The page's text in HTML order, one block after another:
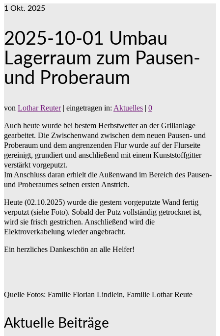
1 Okt. 2025
2025-10-01 Umbau
Lagerraum zum Pausen-
und Proberaum
von Lothar Reuter | eingetragen in: Aktuelles | 0
Auch heute wurde bei bestem Herbstwetter an der Grillanlage
gearbeitet. Die Zwischenwand zwischen dem neuen Pausen- und
Proberaum und dem angrenzenden Flur wurde auf der Flurseite
gereinigt, grundiert und anschließend mit einem Kunststoffgitter
verstärkt vorgeputzt.
Im Anschluss daran erhielt die Außenwand im Bereich des Pausen-
und Proberaumes seinen ersten Anstrich.
Heute (02.10.2025) wurde die gestern vorgeputzte Wand fertig
verputzt (siehe Foto). Sobald der Putz vollständig getrocknet ist,
wird sie frisch gestrichen. Anschließend wird die
Elektroverkabelung wieder angebracht.
Ein herzliches Dankeschön an alle Helfer!
Quelle Fotos: Familie Florian Lindlein, Familie Lothar Reute
Aktuelle Beiträge